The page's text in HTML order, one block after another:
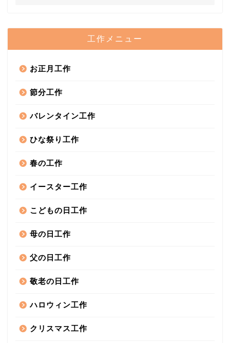
工作メニュー
お正月工作
節分工作
バレンタイン工作
ひな祭り工作
春の工作
イースター工作
こどもの日工作
母の日工作
父の日工作
敬老の日工作
ハロウィン工作
クリスマス工作